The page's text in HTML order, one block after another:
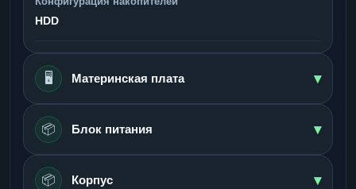
HDD
🖥️ Материнская плата ▾
📦 Блок питания ▾
📦 Корпус ▾